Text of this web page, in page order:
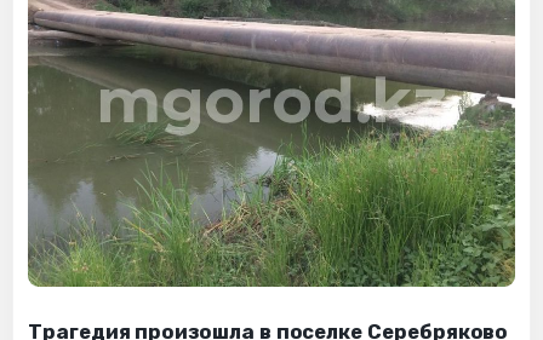
Трагедия произошла в поселке Серебряково